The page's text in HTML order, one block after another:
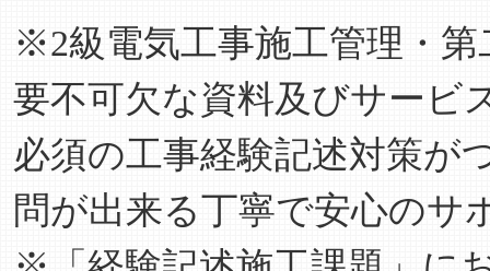
※2級電気工事施工管理・
要不可欠な資料及びサービ
必須の工事経験記述対策が
問が出来る丁寧で安心のサ